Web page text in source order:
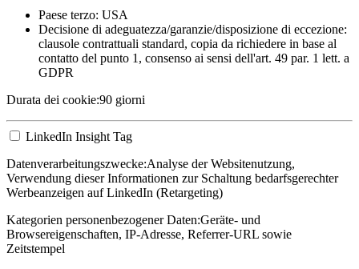
Paese terzo: USA
Decisione di adeguatezza/garanzie/disposizione di eccezione:
clausole contrattuali standard, copia da richiedere in base al
contatto del punto 1, consenso ai sensi dell'art. 49 par. 1 lett. a
GDPR
Durata dei cookie:90 giorni
LinkedIn Insight Tag
Datenverarbeitungszwecke:Analyse der Websitenutzung,
Verwendung dieser Informationen zur Schaltung bedarfsgerechter
Werbeanzeigen auf LinkedIn (Retargeting)
Kategorien personenbezogener Daten:Geräte- und
Browsereigenschaften, IP-Adresse, Referrer-URL sowie
Zeitstempel